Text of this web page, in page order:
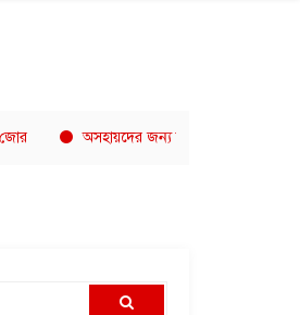
অসহায়দের জন্য নিয়মিত খাবার বিতরণ,